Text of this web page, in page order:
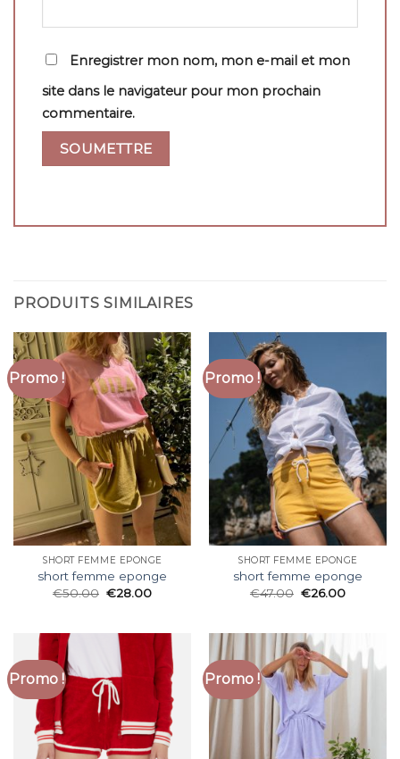
Enregistrer mon nom, mon e-mail et mon
site dans le navigateur pour mon prochain
commentaire.
PRODUITS SIMILAIRES
Promo !
SHORT FEMME EPONGE
short femme eponge
€50.00 €28.00
Promo !
SHORT FEMME EPONGE
short femme eponge
€47.00 €26.00
Promo ! Promo !